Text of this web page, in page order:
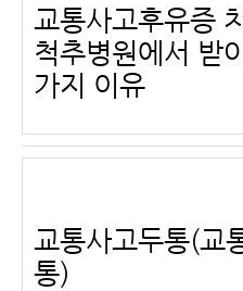
교통사고후유증
척추병원에서 받
가지 이유
교통사고두통(교
통)